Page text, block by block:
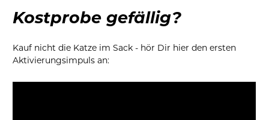
Kostprobe gefällig?
Kauf nicht die Katze im Sack - hör Dir hier den ersten
Aktivierungsimpuls an: